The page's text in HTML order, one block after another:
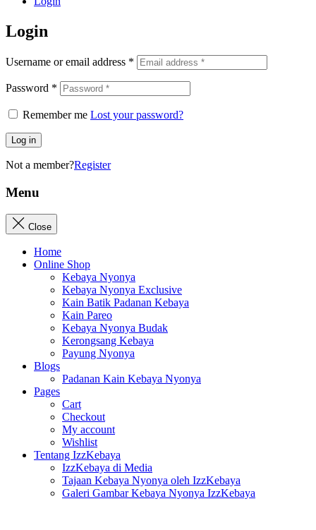
Login
Username or email address *
Password *
Remember me Lost your password?
Log in
Not a member?Register
Menu
Close
Home
Online Shop
Kebaya Nyonya
Kebaya Nyonya Exclusive
Kain Batik Padanan Kebaya
Kain Pareo
Kebaya Nyonya Budak
Kerongsang Kebaya
Payung Nyonya
Blogs
Padanan Kain Kebaya Nyonya
Pages
Cart
Checkout
My account
Wishlist
Tentang IzzKebaya
IzzKebaya di Media
Tajaan Kebaya Nyonya oleh IzzKebaya
Galeri Gambar Kebaya Nyonya IzzKebaya